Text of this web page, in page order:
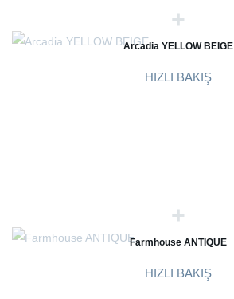
Arcadia YELLOW BEIGE
HIZLI BAKIŞ
Farmhouse ANTIQUE
HIZLI BAKIŞ